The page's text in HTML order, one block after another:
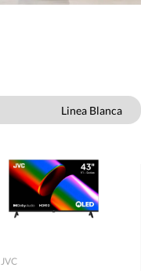
Linea Blanca
JVC